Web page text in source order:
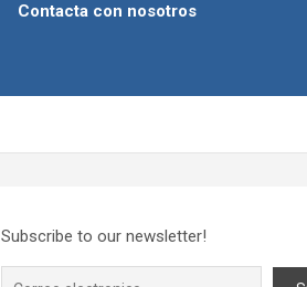
Contacta con nosotros
Subscribe to our newsletter!